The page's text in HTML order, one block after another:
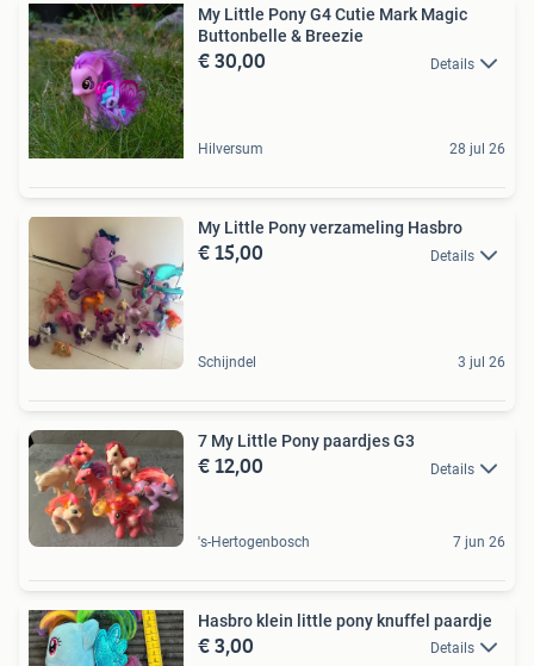
My Little Pony G4 Cutie Mark Magic
Buttonbelle & Breezie
€ 30,00 Details
Hilversum 28 jul 26
My Little Pony verzameling Hasbro
€ 15,00 Details
Schijndel 3 jul 26
7 My Little Pony paardjes G3
€ 12,00 Details
's-Hertogenbosch 7 jun 26
Hasbro klein little pony knuffel paardje
€ 3,00 Details